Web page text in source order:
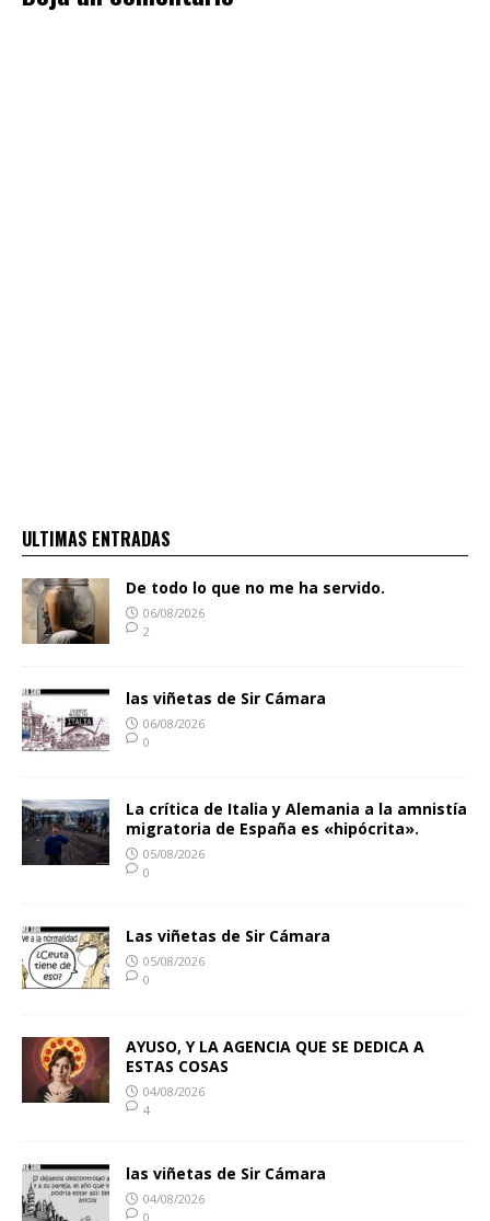
ULTIMAS ENTRADAS
De todo lo que no me ha servido.
06/08/2026
2
las viñetas de Sir Cámara
06/08/2026
0
La crítica de Italia y Alemania a la amnistía
migratoria de España es «hipócrita».
05/08/2026
0
Las viñetas de Sir Cámara
05/08/2026
0
AYUSO, Y LA AGENCIA QUE SE DEDICA A
ESTAS COSAS
04/08/2026
4
las viñetas de Sir Cámara
04/08/2026
0